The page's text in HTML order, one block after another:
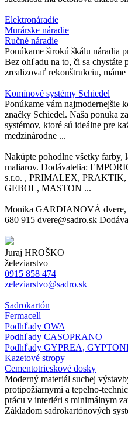
Elektronáradie
Murárske náradie
Ručné náradie
Ponúkame širokú škálu náradia
Bez ohľadu na to, či sa chystáte
zrealizovať rekonštrukciu, máme
Komínové systémy Schiedel
Ponúkame vám najmodernejšie
značky Schiedel. Naša ponuka
systémov, ktoré sú ideálne pre
medzinárodne ...
Nakúpte pohodlne všetky farby,
maliarov. Dodávatelia:
s.r.o. , PRIMALEX,
GEBOL, MASTON ...
Monika GARDIANOVÁ dvere,
680 915 dvere@sadro.sk
Juraj HROŠKO
železiarstvo
0915 858 474
zeleziarstvo@sadro.sk
Sadrokartón
Fermacell
Podhľady OWA
Podhľady CASOPRANO
Podhľady GYPREA,
Kazetové stropy
Cementotrieskové dosky
Moderný materiál suchej
protipožiarnymi a tepelno-
prácu v interiéri s minimálnym
Základom sadrokartónových